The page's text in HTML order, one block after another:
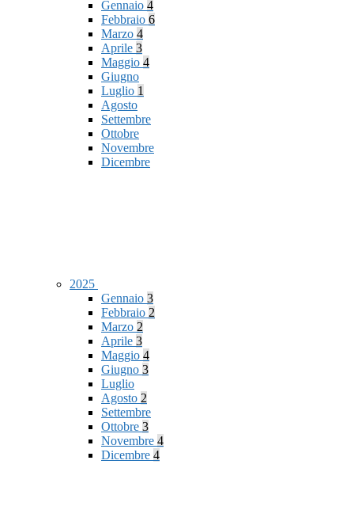
Gennaio 4
Febbraio 6
Marzo 4
Aprile 3
Maggio 4
Giugno
Luglio 1
Agosto
Settembre
Ottobre
Novembre
Dicembre
2025
Gennaio 3
Febbraio 2
Marzo 2
Aprile 3
Maggio 4
Giugno 3
Luglio
Agosto 2
Settembre
Ottobre 3
Novembre 4
Dicembre 4